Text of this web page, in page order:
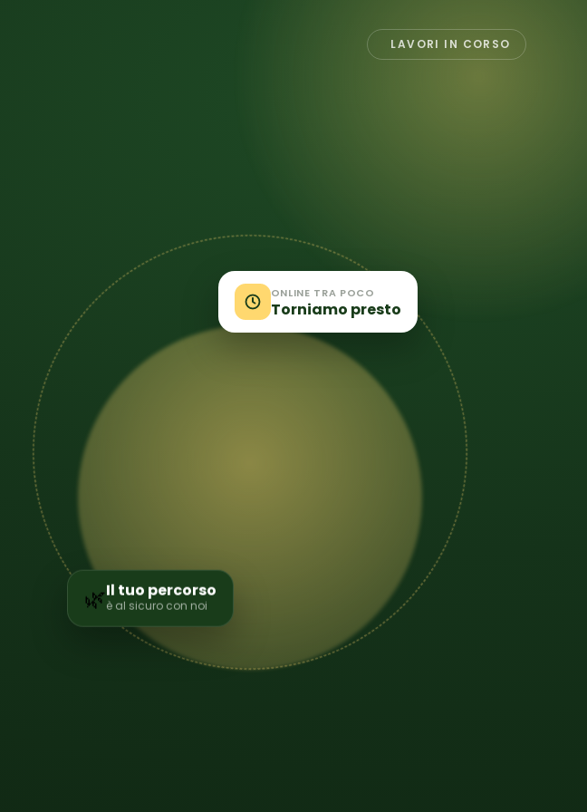
LAVORI IN CORSO
ONLINE TRA POCO
Torniamo presto
🌿Il tuo percorso
è al sicuro con noi